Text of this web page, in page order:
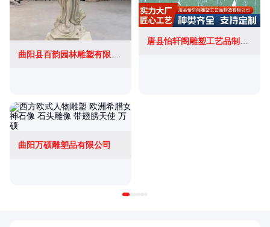
曲阳县百韵园林雕塑有限公司
曲阳万硕雕塑品有限公司